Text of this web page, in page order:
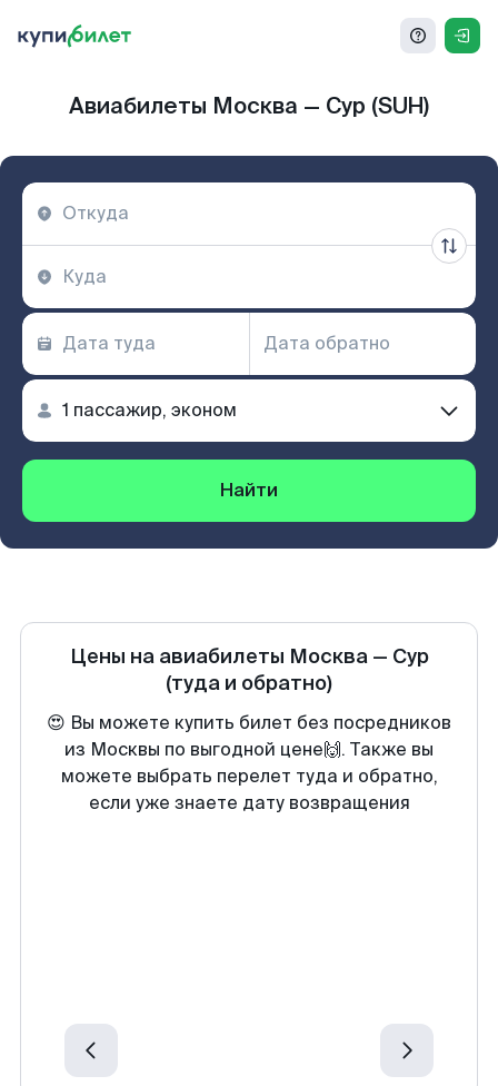
Авиабилеты Москва — Сур (SUH)
Найти
Цены на авиабилеты Москва— Сур
(туда и обратно)
😍 Вы можете купить билет без посредников
из Москвы по выгодной цене🙌. Также вы
можете выбрать перелет туда и обратно,
если уже знаете дату возвращения